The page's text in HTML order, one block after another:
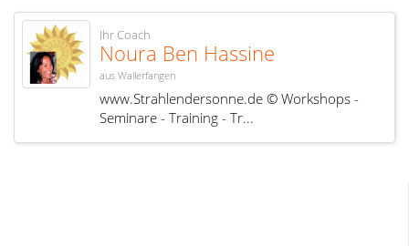
Ihr Coach
Noura Ben Hassine
aus Wallerfangen
www.Strahlendersonne.de © Workshops -
Seminare - Training - Tr...